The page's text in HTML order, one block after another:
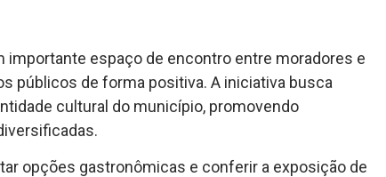
importante espaço de encontro entre moradores e
públicos de forma positiva. A iniciativa busca
cultural do município, promovendo
opções gastronômicas e conferir a exposição de